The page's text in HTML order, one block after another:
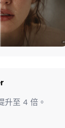
升至 4 倍。